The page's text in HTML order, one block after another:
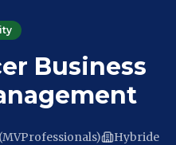
Business
Hybride